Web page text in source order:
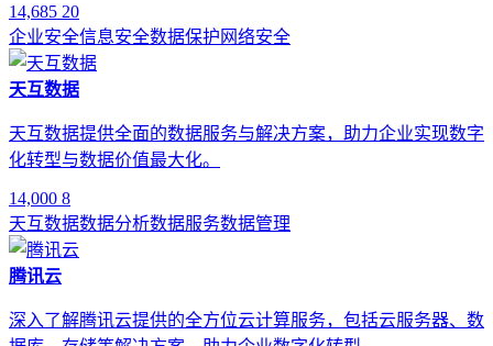
14,685 20
企业安全信息安全数据保护 网络安全
天互数据
天互数据提供全面的数据服务与解决方案，助力企业实现数字
化转型与数据价值最大化。
14,000 8
天互数据数据分析数据服务数据管理
腾讯云
深入了解腾讯云提供的全方位云计算服务，包括云服务器、数